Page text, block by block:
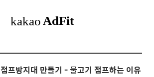
점프방지대 만들기 - 물고기 점프하는 이유